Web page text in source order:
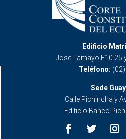
Edificio
José Tamayo E10 25
Teléfono:
Sede
Calle Pichincha y
Edificio Banco